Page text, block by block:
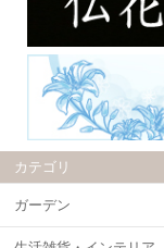
カテゴリ
ガーデン